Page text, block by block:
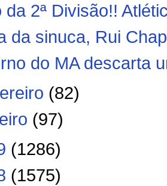
da 2ª Divisão!!
da sinuca, Rui
do MA descarta
(82)
(97)
(1286)
(1575)